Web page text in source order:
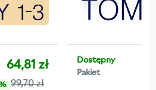
64,81 zł
99,70 zł
Dostępny
Pakiet